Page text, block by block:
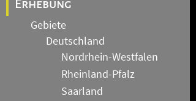
Erhebung
Gebiete
Deutschland
Nordrhein-Westfalen
Rheinland-Pfalz
Saarland